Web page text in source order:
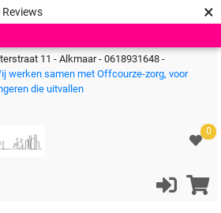
Reviews ×
11 - Alkmaar - 0618931648 -
werken samen met Offcourze-zorg, voor
die uitvallen
0